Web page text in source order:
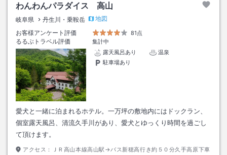
わんわんパラダイス 高山
岐阜県 丹生川・乗鞍岳
地図
お客様アンケート評価
81点
るるぶトラベル評価
集計中
露天風呂あり
温泉
駐車場あり
愛犬と一緒に泊まれるホテル。一万坪の敷地内にはドックラン、
個室露天風呂、清流久手川があり、愛犬とゆっくり時間を過ごし
て頂けます。
アクセス：
ＪＲ高山本線高山駅→バス新穂高行き約５０分久手高原下車